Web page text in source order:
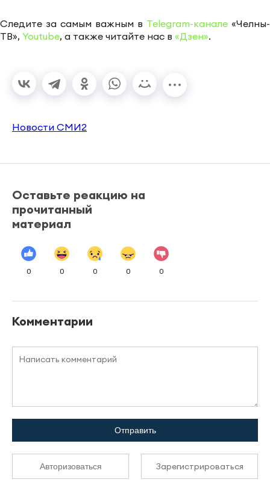
Следите за самым важным в Telegram-канале «Челны-
ТВ», Youtube, а также читайте нас в «Дзен».
Новости СМИ2
Оставьте реакцию на
прочитанный
материал
0 0 0 0 0
Комментарии
Отправить
Авторизоваться Зарегистрироваться